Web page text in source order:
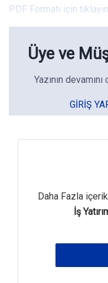
PDF Formatı için
Üye ve
Yazının
GIRIŞ
Daha Fazla
İş